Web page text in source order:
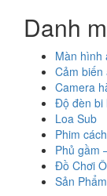
Danh
Màn hình
Cảm biến
Camera
Độ đèn bi
Loa Sub
Phim
Phủ gầm
Đồ Chơi
Sản